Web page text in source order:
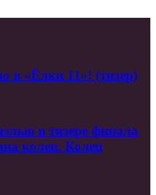
в «Ёлки 11»! (тизер)
в тизере финала
колец. Колец